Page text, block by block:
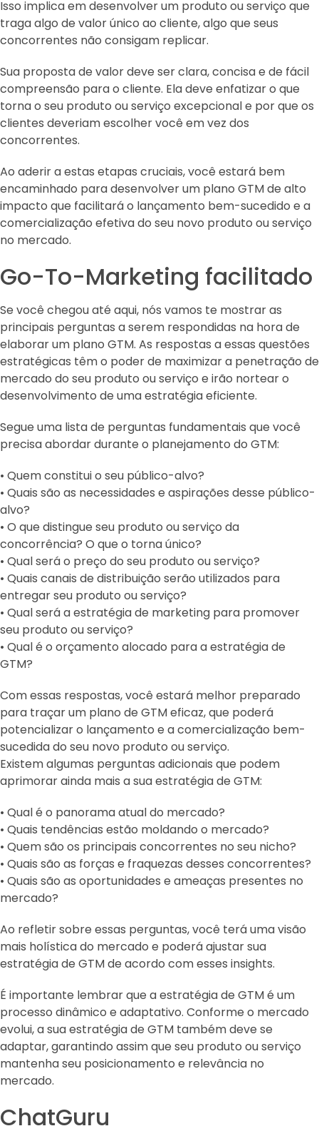
Isso implica em desenvolver um produto ou serviço que
traga algo de valor único ao cliente, algo que seus
concorrentes não consigam replicar.
Sua proposta de valor deve ser clara, concisa e de fácil
compreensão para o cliente. Ela deve enfatizar o que
torna o seu produto ou serviço excepcional e por que os
clientes deveriam escolher você em vez dos
concorrentes.
Ao aderir a estas etapas cruciais, você estará bem
encaminhado para desenvolver um plano GTM de alto
impacto que facilitará o lançamento bem-sucedido e a
comercialização efetiva do seu novo produto ou serviço
no mercado.
Go-To-Marketing facilitado
Se você chegou até aqui, nós vamos te mostrar as
principais perguntas a serem respondidas na hora de
elaborar um plano GTM. As respostas a essas questões
estratégicas têm o poder de maximizar a penetração de
mercado do seu produto ou serviço e irão nortear o
desenvolvimento de uma estratégia eficiente.
Segue uma lista de perguntas fundamentais que você
precisa abordar durante o planejamento do GTM:
• Quem constitui o seu público-alvo?
• Quais são as necessidades e aspirações desse público-
alvo?
• O que distingue seu produto ou serviço da
concorrência? O que o torna único?
• Qual será o preço do seu produto ou serviço?
• Quais canais de distribuição serão utilizados para
entregar seu produto ou serviço?
• Qual será a estratégia de marketing para promover
seu produto ou serviço?
• Qual é o orçamento alocado para a estratégia de
GTM?
Com essas respostas, você estará melhor preparado
para traçar um plano de GTM eficaz, que poderá
potencializar o lançamento e a comercialização bem-
sucedida do seu novo produto ou serviço.
Existem algumas perguntas adicionais que podem
aprimorar ainda mais a sua estratégia de GTM:
• Qual é o panorama atual do mercado?
• Quais tendências estão moldando o mercado?
• Quem são os principais concorrentes no seu nicho?
• Quais são as forças e fraquezas desses concorrentes?
• Quais são as oportunidades e ameaças presentes no
mercado?
Ao refletir sobre essas perguntas, você terá uma visão
mais holística do mercado e poderá ajustar sua
estratégia de GTM de acordo com esses insights.
É importante lembrar que a estratégia de GTM é um
processo dinâmico e adaptativo. Conforme o mercado
evolui, a sua estratégia de GTM também deve se
adaptar, garantindo assim que seu produto ou serviço
mantenha seu posicionamento e relevância no
mercado.
ChatGuru